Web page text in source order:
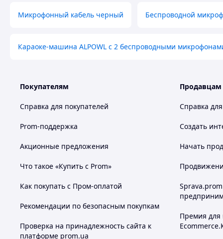
Микрофонный кабель черный Беспроводной
Караоке-машина ALPOWL с 2 беспроводными
Покупателям
Справка для покупателей
Prom-поддержка
Акционные предложения
Что такое «Купить с Prom»
Как покупать с Пром-оплатой
Рекомендации по безопасным покупкам
Проверка на принадлежность сайта к
платформе prom.ua
Продавцам
Справка
Создать
Начать
Премия для